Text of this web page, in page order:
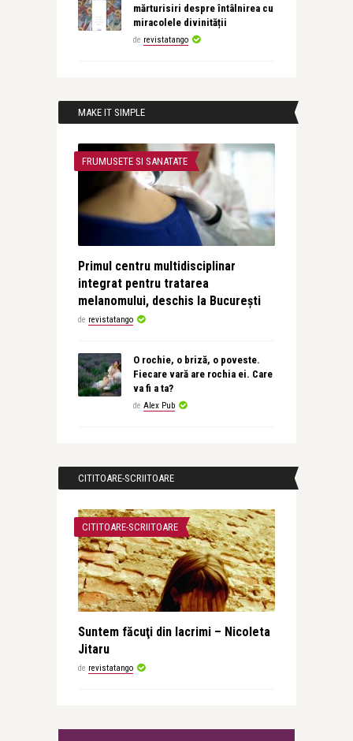
mărturisiri despre întâlnirea cu
miracolele divinității
de revistatango
MAKE IT SIMPLE
FRUMUSETE SI SANATATE
Primul centru multidisciplinar
integrat pentru tratarea
melanomului, deschis la București
de revistatango
O rochie, o briză, o poveste.
Fiecare vară are rochia ei. Care
va fi a ta?
de Alex Pub
CITITOARE-SCRIITOARE
CITITOARE-SCRIITOARE
Suntem făcuţi din lacrimi – Nicoleta
Jitaru
de revistatango